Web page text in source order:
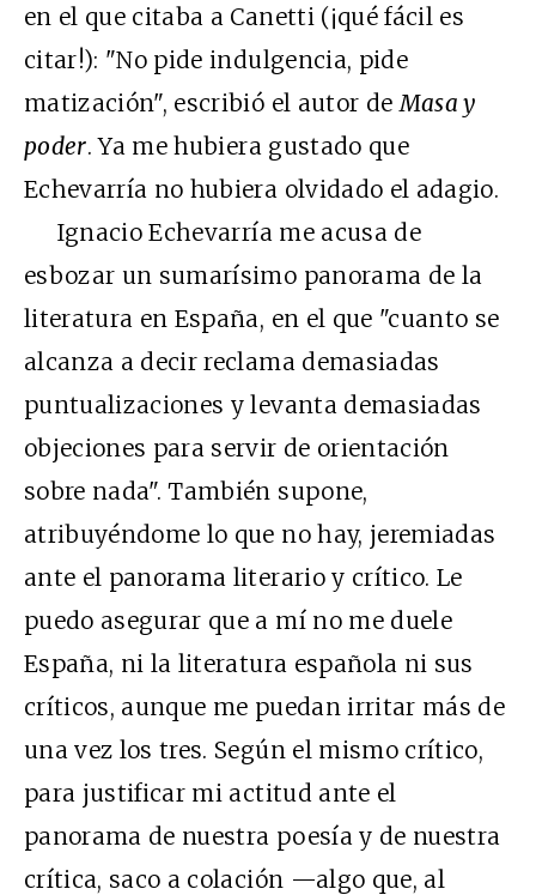
en el que citaba a Canetti (¡qué fácil es
citar!): "No pide indulgencia, pide
matización", escribió el autor deMasa y
poder. Ya me hubiera gustado que
Echevarría no hubiera olvidado el adagio.
Ignacio Echevarría me acusa de
esbozar un sumarísimo panorama de la
literatura en España, en el que "cuanto se
alcanza a decir reclama demasiadas
puntualizaciones y levanta demasiadas
objeciones para servir de orientación
sobre nada". También supone,
atribuyéndome lo que no hay, jeremiadas
ante el panorama literario y crítico. Le
puedo asegurar que a mí no me duele
España, ni la literatura española ni sus
críticos, aunque me puedan irritar más de
una vez los tres. Según el mismo crítico,
para justificar mi actitud ante el
panorama de nuestra poesía y de nuestra
crítica, saco a colación —algo que, al